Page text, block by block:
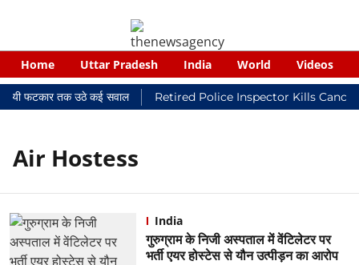
Home Uttar Pradesh India World Videos
फटकार तक उठे कई सवाल Retired Police Inspector Kills
Air Hostess
India
गुरुग्राम के निजी अस्पताल में वेंटिलेटर पर
भर्ती एयर होस्टेस से यौन उत्पीड़न का आरोप